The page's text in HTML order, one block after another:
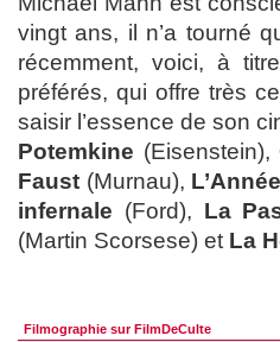
vingt ans, il n’a tourné
récemment, voici, à
préférés, qui offre très
saisir l’essence de son
Potemkine (Eisenstein),
Faust (Murnau),
infernale (Ford), La
(Martin Scorsese) et La
Filmographie sur FilmDeCulte